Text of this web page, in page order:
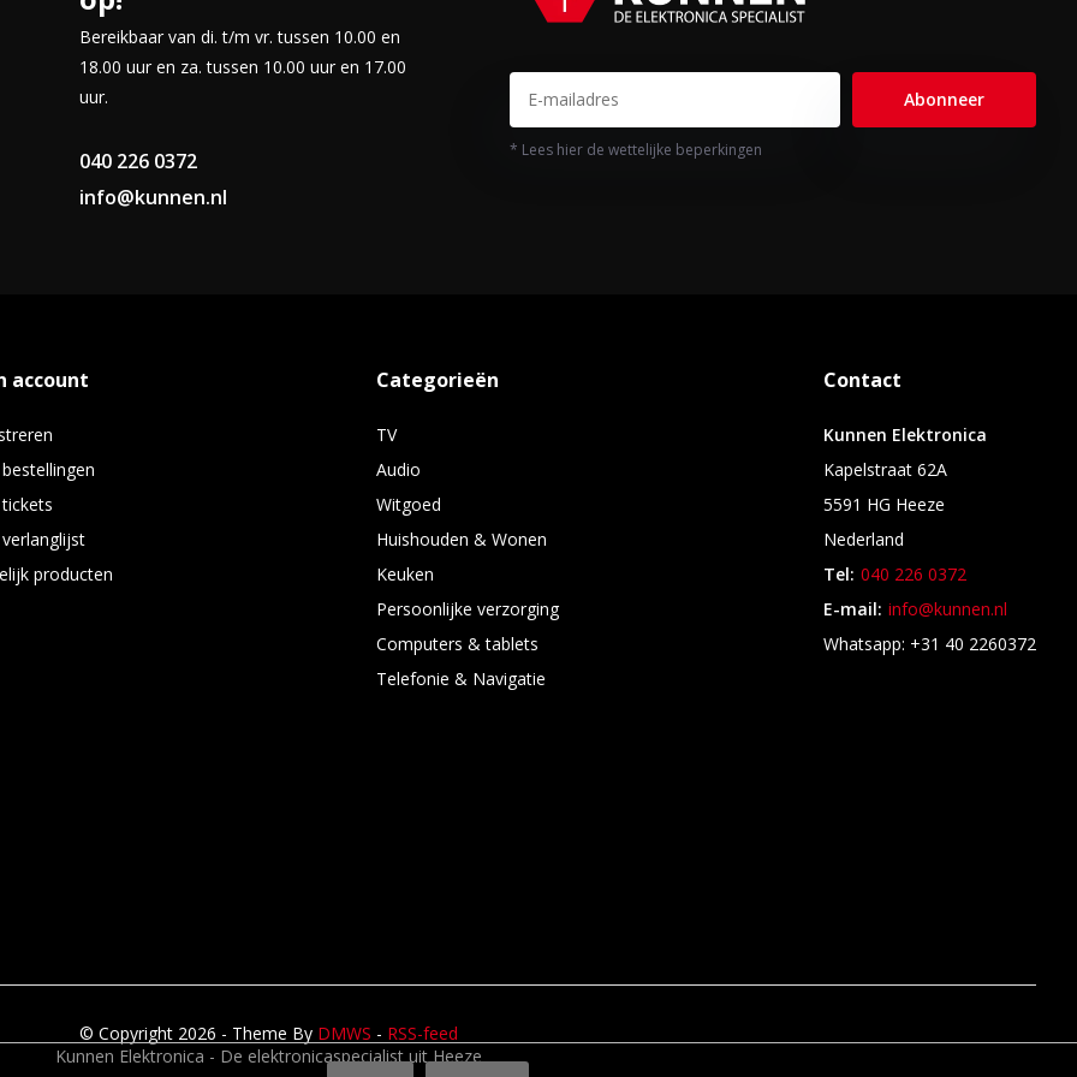
17 is perfect voor het
constructie, de
en de kanteling die het
tijdens het typen. De
actief dankzij een hoge
gaan. Geïntegreerde ASUS
tegen overbelasting, verlengt
de accu, waardoor deze in
te bieden. Een codec van
terwijl perfect voor de
Bereikbaar van di. t/m vr. tussen 10.00 en
18.00 uur en za. tussen 10.00 uur en 17.00
uur.
040 226 0372
info@kunnen.nl
Abonneer
* Lees hier de wettelijke beperkingen
account
producten
Categorieën
TV
Audio
Witgoed
Huishouden & Wonen
Keuken
Persoonlijke verzorging
Computers & tablets
Telefonie & Navigatie
Contact
Kunnen Elektronica
Kapelstraat 62A
5591 HG Heeze
Nederland
Tel: 040 226 0372
E-mail: info@kunnen.nl
Whatsapp: +31 40 2260372
© Copyright 2026 - Theme By DMWS - RSS-feed
Kunnen Elektronica - De elektronicaspecialist uit Heeze